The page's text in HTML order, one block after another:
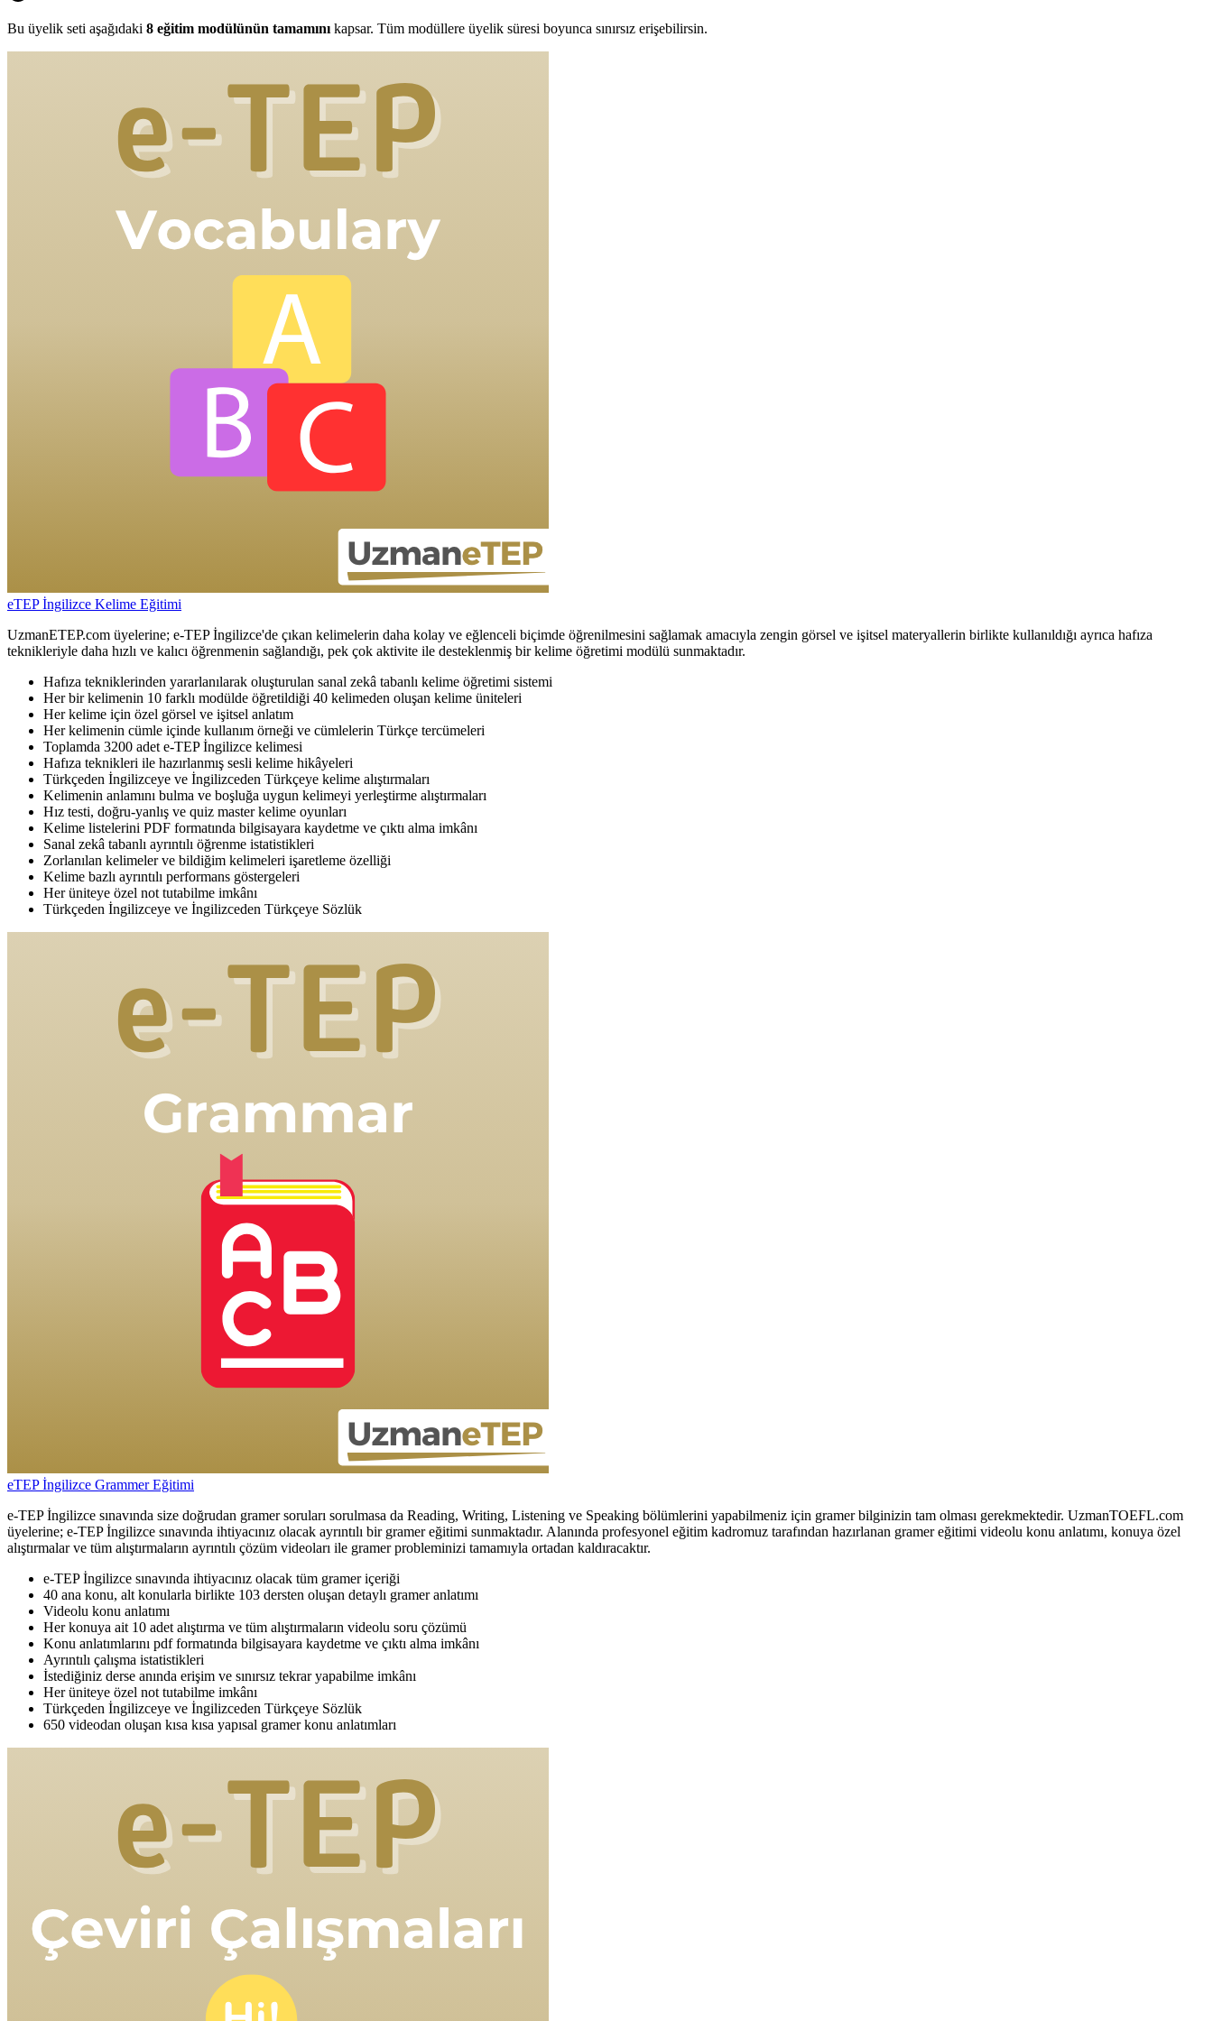
Bu üyelik seti aşağıdaki 8 eğitim modülünün tamamını kapsar. Tüm modüllere üyelik süresi boyunca sınırsız erişebilirsin.
eTEP İngilizce Kelime Eğitimi
UzmanETEP.com üyelerine; e-TEP İngilizce'de çıkan kelimelerin daha kolay ve eğlenceli biçimde öğrenilmesini sağlamak amacıyla zengin görsel ve işitsel materyallerin birlikte kullanıldığı ayrıca hafıza
teknikleriyle daha hızlı ve kalıcı öğrenmenin sağlandığı, pek çok aktivite ile desteklenmiş bir kelime öğretimi modülü sunmaktadır.
Hafıza tekniklerinden yararlanılarak oluşturulan sanal zekâ tabanlı kelime öğretimi sistemi
Her bir kelimenin 10 farklı modülde öğretildiği 40 kelimeden oluşan kelime üniteleri
Her kelime için özel görsel ve işitsel anlatım
Her kelimenin cümle içinde kullanım örneği ve cümlelerin Türkçe tercümeleri
Toplamda 3200 adet e-TEP İngilizce kelimesi
Hafıza teknikleri ile hazırlanmış sesli kelime hikâyeleri
Türkçeden İngilizceye ve İngilizceden Türkçeye kelime alıştırmaları
Kelimenin anlamını bulma ve boşluğa uygun kelimeyi yerleştirme alıştırmaları
Hız testi, doğru-yanlış ve quiz master kelime oyunları
Kelime listelerini PDF formatında bilgisayara kaydetme ve çıktı alma imkânı
Sanal zekâ tabanlı ayrıntılı öğrenme istatistikleri
Zorlanılan kelimeler ve bildiğim kelimeleri işaretleme özelliği
Kelime bazlı ayrıntılı performans göstergeleri
Her üniteye özel not tutabilme imkânı
Türkçeden İngilizceye ve İngilizceden Türkçeye Sözlük
eTEP İngilizce Grammer Eğitimi
e-TEP İngilizce sınavında size doğrudan gramer soruları sorulmasa da Reading, Writing, Listening ve Speaking bölümlerini yapabilmeniz için gramer bilginizin tam olması gerekmektedir. UzmanTOEFL.com
üyelerine; e-TEP İngilizce sınavında ihtiyacınız olacak ayrıntılı bir gramer eğitimi sunmaktadır. Alanında profesyonel eğitim kadromuz tarafından hazırlanan gramer eğitimi videolu konu anlatımı, konuya özel
alıştırmalar ve tüm alıştırmaların ayrıntılı çözüm videoları ile gramer probleminizi tamamıyla ortadan kaldıracaktır.
e-TEP İngilizce sınavında ihtiyacınız olacak tüm gramer içeriği
40 ana konu, alt konularla birlikte 103 dersten oluşan detaylı gramer anlatımı
Videolu konu anlatımı
Her konuya ait 10 adet alıştırma ve tüm alıştırmaların videolu soru çözümü
Konu anlatımlarını pdf formatında bilgisayara kaydetme ve çıktı alma imkânı
Ayrıntılı çalışma istatistikleri
İstediğiniz derse anında erişim ve sınırsız tekrar yapabilme imkânı
Her üniteye özel not tutabilme imkânı
Türkçeden İngilizceye ve İngilizceden Türkçeye Sözlük
650 videodan oluşan kısa kısa yapısal gramer konu anlatımları